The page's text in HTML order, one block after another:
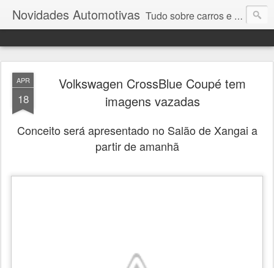
Novidades Automotivas Tudo sobre carros e motores
APR
18
Volkswagen CrossBlue Coupé tem
imagens vazadas
Conceito será apresentado no Salão de Xangai a
partir de amanhã